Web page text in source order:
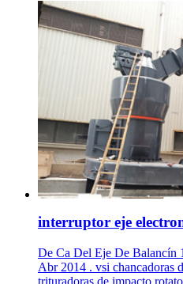
interruptor eje
De Ca Del Eje De Balancín
Abr 2014 . vsi chancadoras
trituradoras de impacto